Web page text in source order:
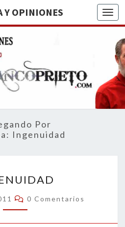
Y OPINIONES
DE
BREVE
RECORRIDO
VITAL Y
ACTUALIDAD
Por
Ingenuidad
Comentarios
0 Comentarios